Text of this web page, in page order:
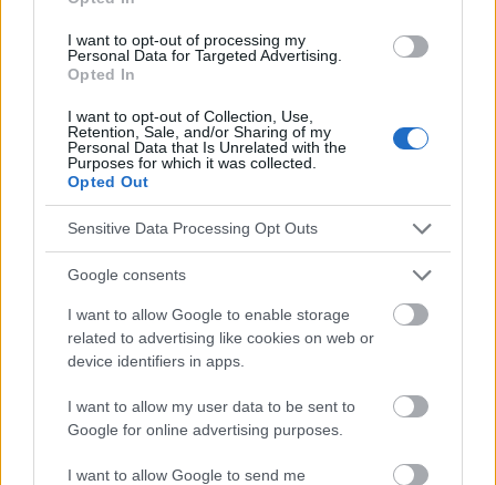
I want to opt-out of processing my
Personal Data for Targeted Advertising.
Opted In
I want to opt-out of Collection, Use,
Retention, Sale, and/or Sharing of my
Personal Data that Is Unrelated with the
Purposes for which it was collected.
Opted Out
Sensitive Data Processing Opt Outs
Google consents
I want to allow Google to enable storage
related to advertising like cookies on web or
device identifiers in apps.
I want to allow my user data to be sent to
Google for online advertising purposes.
I want to allow Google to send me
Lee el siguiente texto de la categoría:
OTROS TEMAS
¿Trabajar demasiado influye en la
muerte prematura?
Otros temas
26-05-2021, Michał Grabowski
Puedes leer este texto en 3 min.